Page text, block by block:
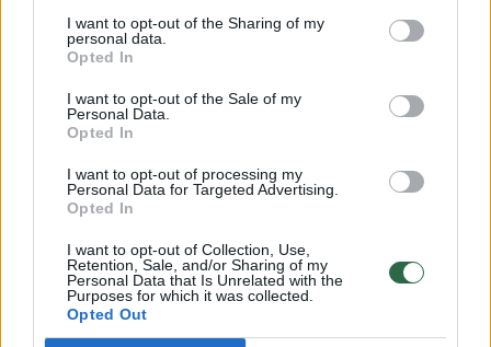
I want to opt-out of the Sharing of my
personal data.
Opted In
I want to opt-out of the Sale of my
Personal Data.
Opted In
I want to opt-out of processing my
Personal Data for Targeted Advertising.
Opted In
I want to opt-out of Collection, Use,
Retention, Sale, and/or Sharing of my
Personal Data that Is Unrelated with the
Purposes for which it was collected.
Opted Out
B. Netanyahu: Izraelis
suintensyvins puolimą prieš
„Hamas“
nuo